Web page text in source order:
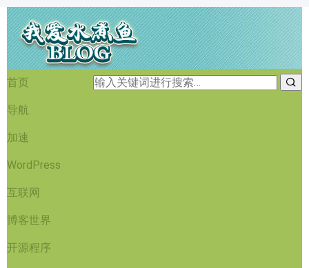
首页
导航
加速
WordPress
互联网
博客世界
开源程序